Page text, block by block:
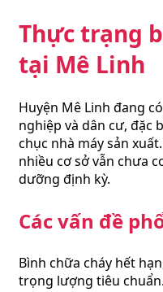
Thực trạng
tại Mê Linh
Huyện Mê Linh đang
nghiệp và dân cư, đặc
chục nhà máy sản
nhiều cơ sở vẫn chưa
dưỡng định kỳ.
Các vấn đề
Bình chữa cháy hết
trọng lượng tiêu chuẩn.